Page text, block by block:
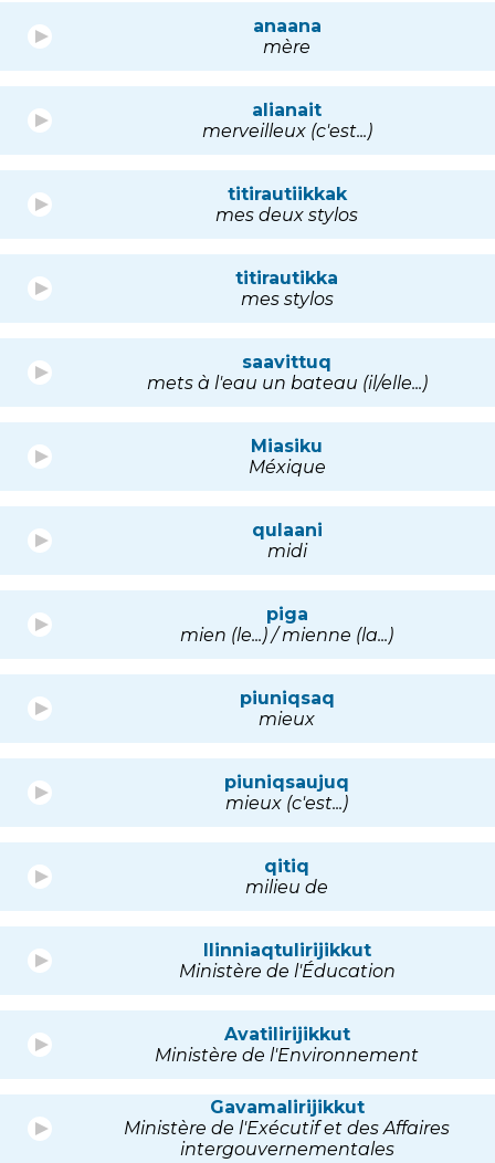
anaana
mère
alianait
merveilleux (c'est...)
titirautiikkak
mes deux stylos
titirautikka
mes stylos
saavittuq
mets à l'eau un bateau (il/elle...)
Miasiku
Méxique
qulaani
midi
piga
mien (le...) / mienne (la...)
piuniqsaq
mieux
piuniqsaujuq
mieux (c'est...)
qitiq
milieu de
Ilinniaqtulirijikkut
Ministère de l'Éducation
Avatilirijikkut
Ministère de l'Environnement
Gavamalirijikkut
Ministère de l'Exécutif et des Affaires
intergouvernementales